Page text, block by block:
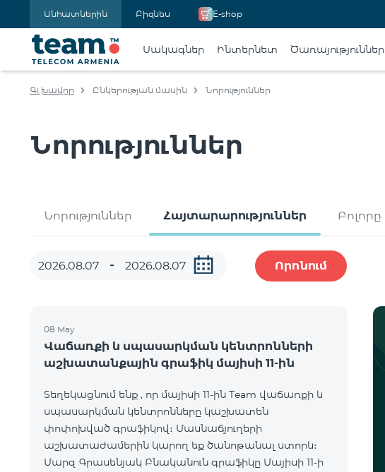
Անհատներին Բիզնես E-shop
Սակագներ Ինտերնետ Ծառայություններ
Գլխավոր Ընկերության մասին Նորություններ
Նորություններ
Նորություններ Հայտարարություններ Բոլորը
Որոնում
08 May
Վաճառքի և սպասարկման կենտրոնների
աշխատանքային գրաֆիկ մայիսի 11-ին
Տեղեկացնում ենք , որ մայիսի 11-ին Team վաճառքի և
սպասարկման կենտրոնները կաշխատեն
փոփոխված գրաֆիկով։ Մասնաճյուղերի
աշխատաժամերին կարող եք ծանոթանալ ստորև։
Մարզ Գրասենյակ Բնականուն գրաֆիկը Մայիսի 11-ի